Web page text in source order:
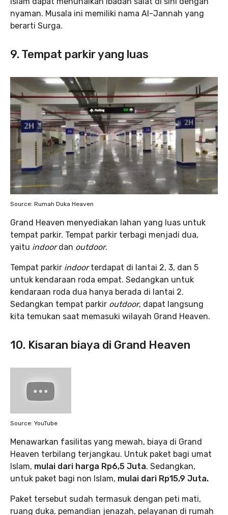
nyaman. Musala ini memiliki nama Al-Jannah yang
berarti Surga.
9. Tempat parkir yang luas
Source: Rumah Duka Heaven
Grand Heaven menyediakan lahan yang luas untuk
tempat parkir. Tempat parkir terbagi menjadi dua,
yaitu indoordan outdoor.
Tempat parkir indoorterdapat di lantai 2, 3, dan 5
untuk kendaraan roda empat. Sedangkan untuk
kendaraan roda dua hanya berada di lantai 2.
Sedangkan tempat parkir outdoor, dapat langsung
kita temukan saat memasuki wilayah Grand Heaven.
10. Kisaran biaya di Grand Heaven
Source: YouTube
Menawarkan fasilitas yang mewah, biaya di Grand
Heaven terbilang terjangkau. Untuk paket bagi umat
Islam, mulai dari harga Rp6,5 Juta. Sedangkan,
untuk paket bagi non Islam, mulai dari Rp15,9 Juta.
Paket tersebut sudah termasuk dengan peti mati,
ruang duka, pemandian jenazah, pelayanan di rumah